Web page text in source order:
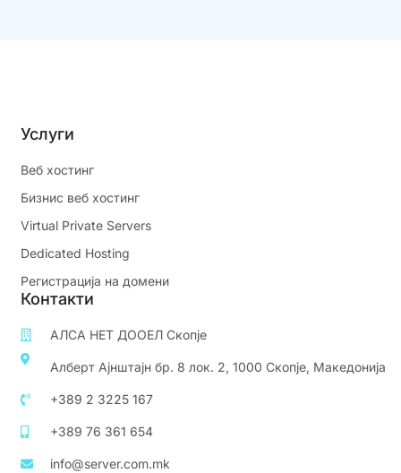
Услуги
Веб хостинг
Бизнис веб хостинг
Virtual Private Servers
Dedicated Hosting
Регистрација на домени
Контакти
АЛСА НЕТ ДООЕЛ Скопје
Алберт Ајнштајн бр. 8 лок. 2, 1000 Скопје, Македонија
+389 2 3225 167
+389 76 361 654
info@server.com.mk